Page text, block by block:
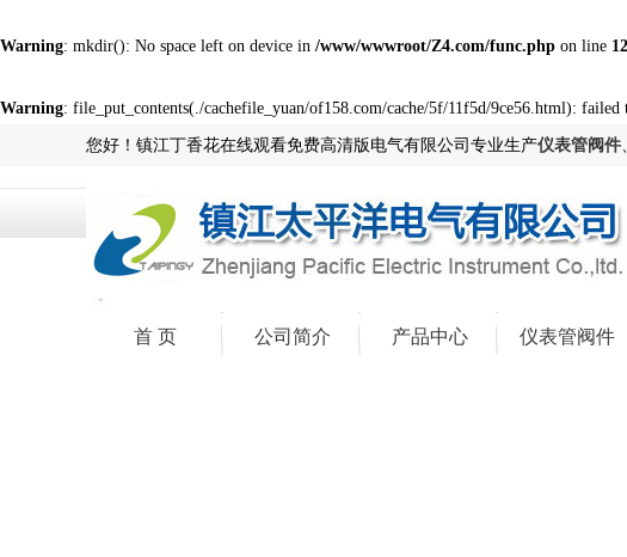
Warning: mkdir(): No space left on device in /www/wwwroot/Z4.com/func.php on line
Warning: file_put_contents(./cachefile_yuan/of158.com/cache/5f/11f5d/9ce56.html):
您好！镇江丁香花在线观看免费高清版电气有限公司专业生产仪表管阀件
首 页 公司简介 产品中心 仪表管阀件